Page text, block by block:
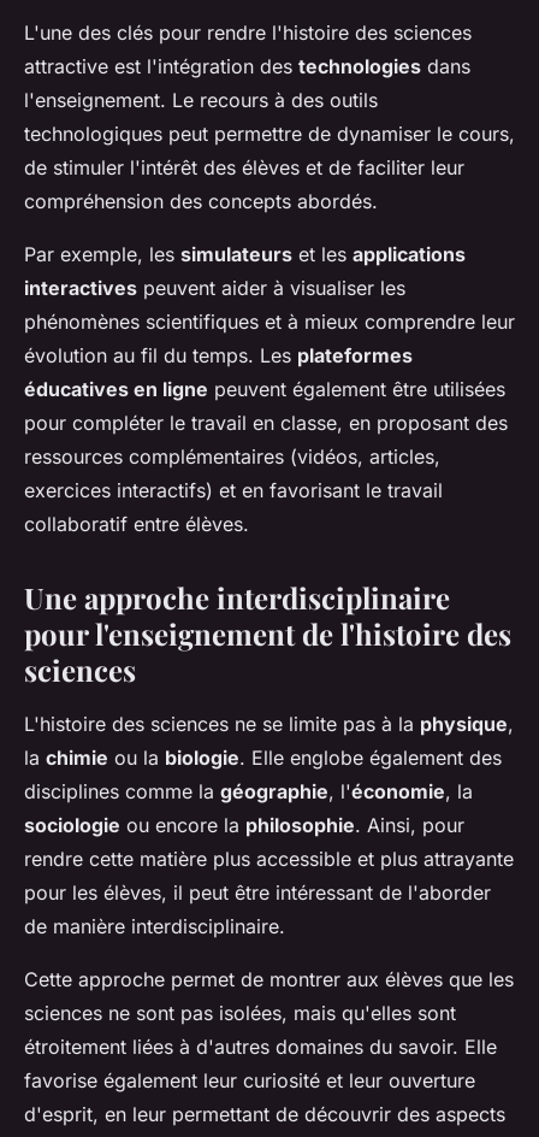
L'une des clés pour rendre l'histoire des sciences
attractive est l'intégration des technologies dans
l'enseignement. Le recours à des outils
technologiques peut permettre de dynamiser le cours,
de stimuler l'intérêt des élèves et de faciliter leur
compréhension des concepts abordés.
Par exemple, les simulateurs et les applications
interactives peuvent aider à visualiser les
phénomènes scientifiques et à mieux comprendre leur
évolution au fil du temps. Les plateformes
éducatives en ligne peuvent également être utilisées
pour compléter le travail en classe, en proposant des
ressources complémentaires (vidéos, articles,
exercices interactifs) et en favorisant le travail
collaboratif entre élèves.
Une approche interdisciplinaire
pour l'enseignement de l'histoire des
sciences
L'histoire des sciences ne se limite pas à la physique,
la chimie ou la biologie. Elle englobe également des
disciplines comme la géographie, l'économie, la
sociologie ou encore la philosophie. Ainsi, pour
rendre cette matière plus accessible et plus attrayante
pour les élèves, il peut être intéressant de l'aborder
de manière interdisciplinaire.
Cette approche permet de montrer aux élèves que les
sciences ne sont pas isolées, mais qu'elles sont
étroitement liées à d'autres domaines du savoir. Elle
favorise également leur curiosité et leur ouverture
d'esprit, en leur permettant de découvrir des aspects